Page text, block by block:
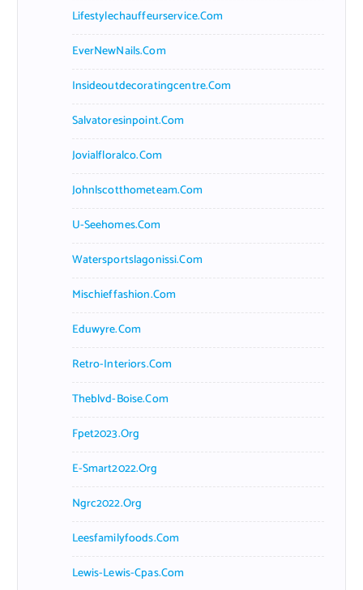
Lifestylechauffeurservice.com
EverNewNails.com
Insideoutdecoratingcentre.com
Salvatoresinpoint.com
Jovialfloralco.com
Johnlscotthometeam.com
U-Seehomes.com
Watersportslagonissi.com
Mischieffashion.com
Eduwyre.com
Retro-Interiors.com
Theblvd-Boise.com
Fpet2023.org
E-Smart2022.org
Ngrc2022.org
Leesfamilyfoods.com
Lewis-Lewis-Cpas.com